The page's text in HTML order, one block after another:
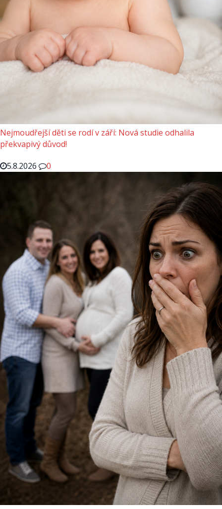
Nejmoudřejší děti se rodí v září: Nová studie odhalila
překvapivý důvod!
5.8.2026
0